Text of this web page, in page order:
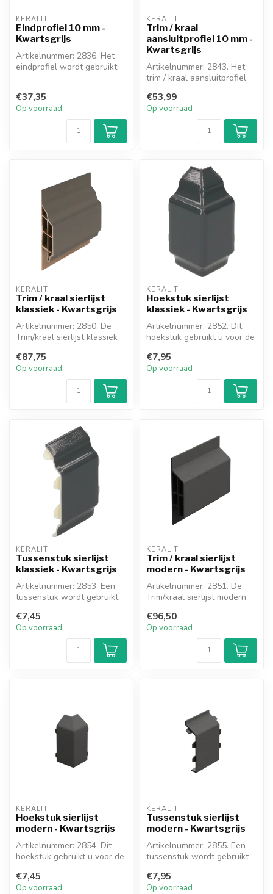
KERALIT
Eindprofiel 10 mm -
Kwartsgrijs
Artikelnummer: 2836. Het
eindprofiel wordt gebruikt
€37,35
Op voorraad
KERALIT
Trim / kraal
aansluitprofiel 10 mm -
Kwartsgrijs
Artikelnummer: 2843. Het
trim / kraal aansluitprofiel
gee...
€53,99
Op voorraad
KERALIT
Trim / kraal sierlijst
klassiek - Kwartsgrijs
Artikelnummer: 2850. De
Trim/kraal sierlijst klassiek
boven...
€87,75
Op voorraad
KERALIT
Hoekstuk sierlijst
klassiek - Kwartsgrijs
Artikelnummer: 2852. Dit
hoekstuk gebruikt u voor de
€7,95
Op voorraad
KERALIT
Tussenstuk sierlijst
klassiek - Kwartsgrijs
Artikelnummer: 2853. Een
tussenstuk wordt gebruikt
€7,45
Op voorraad
KERALIT
Trim / kraal sierlijst
modern - Kwartsgrijs
Artikelnummer: 2851. De
Trim/kraal sierlijst modern
bovenka...
€96,50
Op voorraad
KERALIT
Hoekstuk sierlijst
modern - Kwartsgrijs
Artikelnummer: 2854. Dit
hoekstuk gebruikt u voor de
€7,45
Op voorraad
KERALIT
Tussenstuk sierlijst
modern - Kwartsgrijs
Artikelnummer: 2855. Een
tussenstuk wordt gebruikt
€7,95
Op voorraad